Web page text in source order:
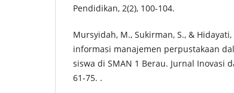
Pendidikan, 2(2), 100-104.
Mursyidah, M., Sukirman, S., &
informasi manajemen perpustakaan
siswa di SMAN 1 Berau. Jurnal Inovasi
61-75. .